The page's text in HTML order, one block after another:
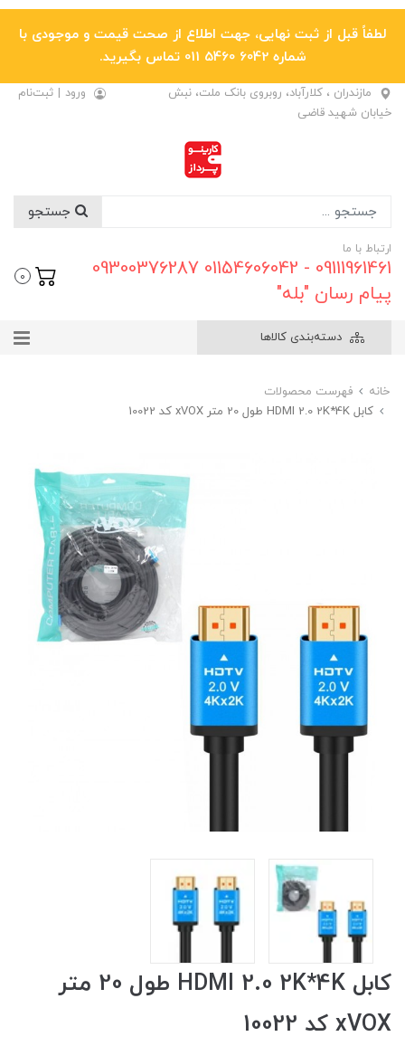
لطفاً قبل از ثبت نهایی، جهت اطلاع از صحت قیمت و موجودی با
شماره 6042 5460 011 تماس بگیرید.
مازندران ، کلارآباد، روبروی بانک ملت، نبش
خیابان شهید قاضی
ورود | ثبت‌نام
ارتباط با ما
09111961461 - 01154606042 09300376287
پیام رسان "بله"
0
دسته‌بندی کالاها
خانه
فهرست محصولات
کابل HDMI 2.0 2K*4K طول 20 متر xVOX کد 10022
کابل HDMI 2.0 2K*4K طول 20 متر
xVOX کد 10022